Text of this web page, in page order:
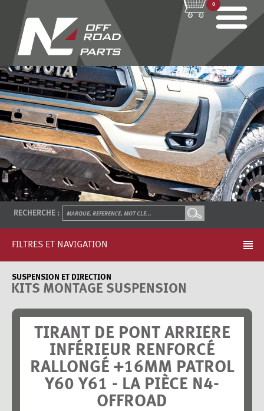
0
RECHERCHE :
FILTRES ET NAVIGATION
SUSPENSION ET DIRECTION
KITS MONTAGE SUSPENSION
TIRANT DE PONT ARRIÈRE
INFÉRIEUR RENFORCÉ
RALLONGÉ +16MM PATROL
Y60 Y61 - LA PIÈCE N4-
OFFROAD